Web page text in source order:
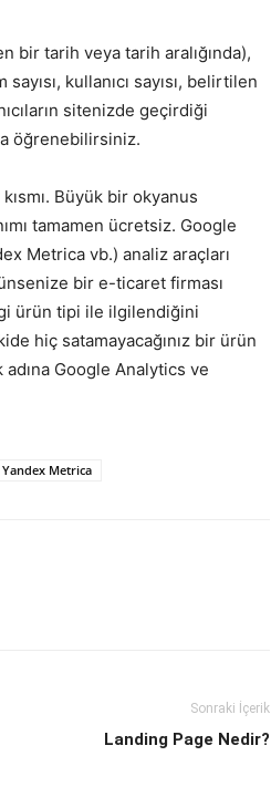
bir tarih veya tarih aralığında),
kullanıcı sayısı, belirtilen
sitenizde geçirdiği
öğrenebilirsiniz.
Büyük bir okyanus
tamamen ücretsiz. Google
Metrica vb.) analiz araçları
bir e-ticaret firması
ürün tipi ile ilgilendiğini
hiç satamayacağınız bir ürün
Google Analytics ve
Yandex Metrica
Sonraki İçerik
Landing Page Nedir?